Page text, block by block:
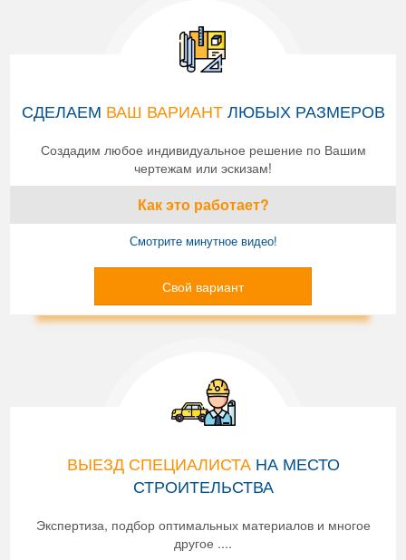
СДЕЛАЕМ ВАШ ВАРИАНТЛЮБЫХ РАЗМЕРОВ
Создадим любое индивидуальное решение по Вашим
чертежам или эскизам!
Как это работает?
Смотрите минутное видео!
Свой вариант
ВЫЕЗД СПЕЦИАЛИСТАНА МЕСТО
СТРОИТЕЛЬСТВА
Экспертиза, подбор оптимальных материалов и многое
другое ....